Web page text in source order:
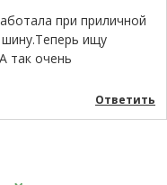
при приличной
шину.Теперь ищу
так очень
Ответить